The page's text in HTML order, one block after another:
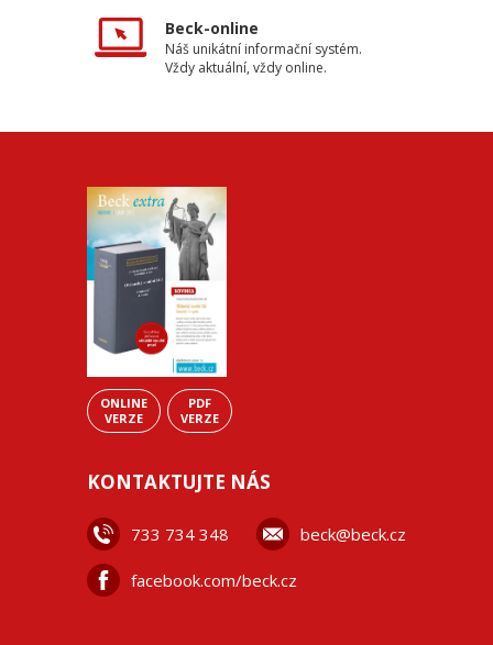
Beck-online
Náš unikátní informační systém.
Vždy aktuální, vždy online.
ONLINE
VERZE
PDF
VERZE
KONTAKTUJTE NÁS
733 734 348 beck@beck.cz
facebook.com/beck.cz